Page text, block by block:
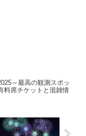
～最高の観測スポッ
料席チケットと混雑情